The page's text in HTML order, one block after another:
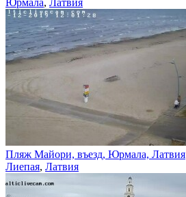
Пляж Майори, въезд, Юрмала, Латвия
Лиепая, Латвия